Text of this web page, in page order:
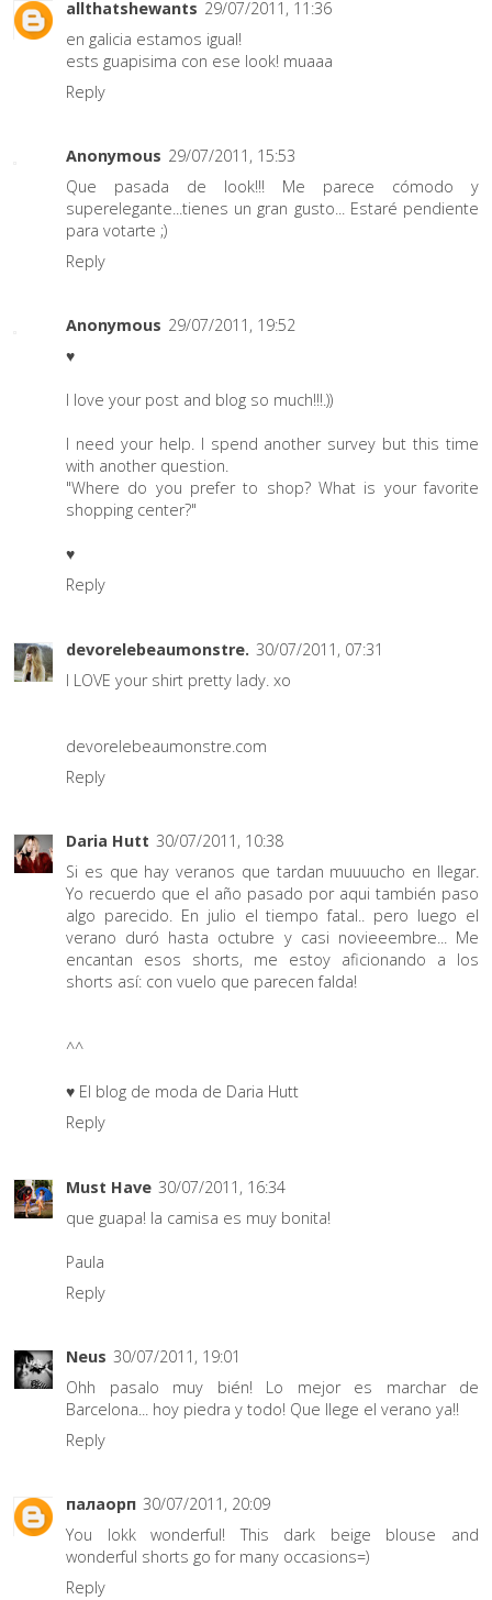
allthatshewants 29/07/2011, 11:36
en galicia estamos igual!
ests guapisima con ese look! muaaa
Reply
Anonymous 29/07/2011, 15:53
Que pasada de look!!! Me parece cómodo y
superelegante...tienes un gran gusto... Estaré pendiente
para votarte ;)
Reply
Anonymous 29/07/2011, 19:52
♥
I love your post and blog so much!!!.))
I need your help. I spend another survey but this time
with another question.
"Where do you prefer to shop? What is your favorite
shopping center?"
♥
Reply
devorelebeaumonstre. 30/07/2011, 07:31
I LOVE your shirt pretty lady. xo
devorelebeaumonstre.com
Reply
Daria Hutt 30/07/2011, 10:38
Si es que hay veranos que tardan muuuucho en llegar.
Yo recuerdo que el año pasado por aqui también paso
algo parecido. En julio el tiempo fatal.. pero luego el
verano duró hasta octubre y casi novieeembre... Me
encantan esos shorts, me estoy aficionando a los
shorts así: con vuelo que parecen falda!
^^
♥ El blog de moda de Daria Hutt
Reply
Must Have 30/07/2011, 16:34
que guapa! la camisa es muy bonita!
Paula
Reply
Neus 30/07/2011, 19:01
Ohh pasalo muy bién! Lo mejor es marchar de
Barcelona... hoy piedra y todo! Que llege el verano ya!!
Reply
палаорп 30/07/2011, 20:09
You lokk wonderful! This dark beige blouse and
wonderful shorts go for many occasions=)
Reply